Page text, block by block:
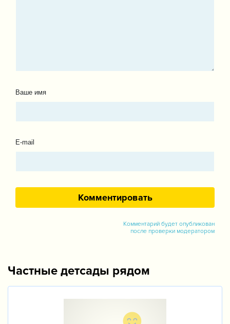
Ваше имя
E-mail
Комментарий будет опубликован
после проверки модератором
Частные детсады рядом